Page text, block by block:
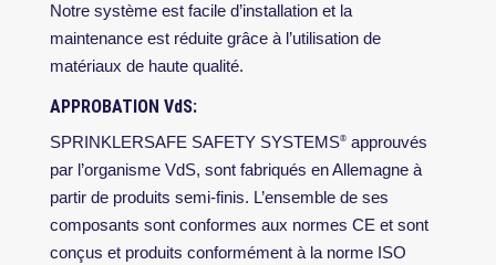
Notre système est facile d’installation et la
maintenance est réduite grâce à l’utilisation de
matériaux de haute qualité.
APPROBATION VdS:
SPRINKLERSAFE SAFETY SYSTEMS®approuvés
par l’organisme VdS, sont fabriqués en Allemagne à
partir de produits semi-finis. L’ensemble de ses
composants sont conformes aux normes CE et sont
conçus et produits conformément à la norme ISO